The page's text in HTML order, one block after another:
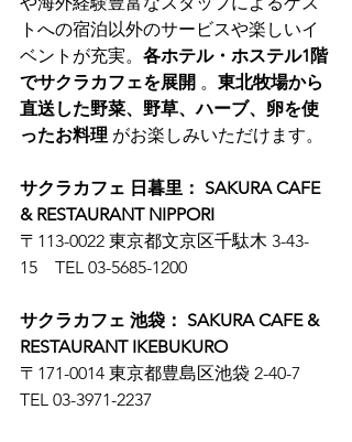
トへの宿泊以外のサービスや楽しいイ
ベントが充実。 各ホテル・ホステル1階
でサクラカフェを展開 。 東北牧場から
直送した野菜、野草、ハーブ、卵を使
ったお料理 がお楽しみいただけます。
サクラカフェ 日暮里： SAKURA CAFE
& RESTAURANT NIPPORI
〒113-0022 東京都文京区千駄木 3-43-
15　TEL 03-5685-1200
サクラカフェ 池袋： SAKURA CAFE &
RESTAURANT IKEBUKURO
〒171-0014 東京都豊島区池袋 2-40-7
TEL 03-3971-2237